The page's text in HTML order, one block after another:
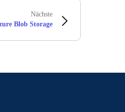
Nächste
Blob Storage